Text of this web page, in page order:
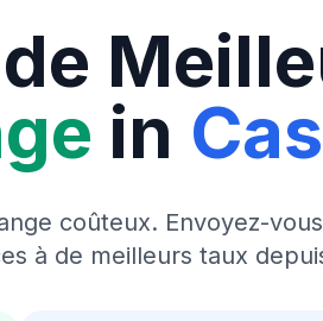
in
coûteux. Envoyez-
à de meilleurs taux